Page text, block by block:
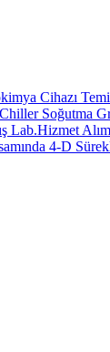
Cihazı
Soğutma
Lab.Hizmet
4-D